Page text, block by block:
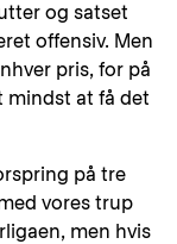
og satset
offensiv. Men
pris, for på
mindst at få det
på tre
vores trup
men hvis